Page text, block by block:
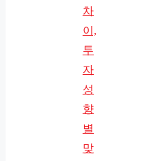
차
이,
투
자
성
향
별
맞